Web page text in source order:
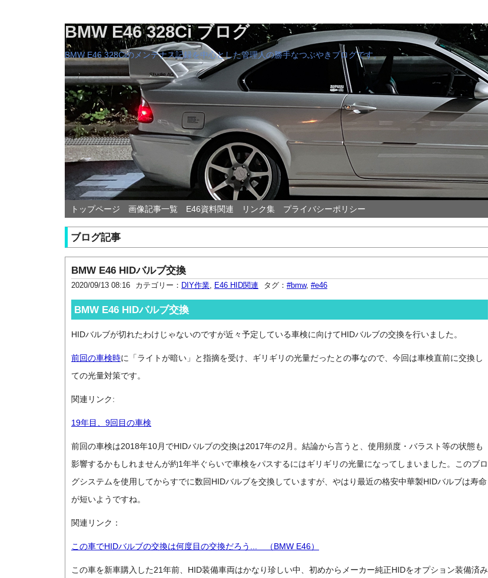
BMW E46 328Ci ブログ
BMW E46 328Ciのメンテナス記録を中心とした管理人の勝手なつぶやきブログです。
トップページ 画像記事一覧 E46資料関連 リンク集 プライバシーポリシー
ブログ記事
BMW E46 HIDバルブ交換
2020/09/13 08:16 カテゴリー： DIY作業, E46 HID関連 タグ： #bmw, #e46
BMW E46 HIDバルブ交換
HIDバルブが切れたわけじゃないのですが近々予定している車検に向けてHIDバルブの交換を行いました。
前回の車検時に「ライトが暗い」と指摘を受け、ギリギリの光量だったとの事なので、今回は車検直前に交換し
ての光量対策です。
関連リンク:
19年目、9回目の車検
前回の車検は2018年10月でHIDバルブの交換は2017年の2月。結論から言うと、使用頻度・バラスト等の状態も
影響するかもしれませんが約1年半ぐらいで車検をパスするにはギリギリの光量になってしまいました。このブロ
グシステムを使用してからすでに数回HIDバルブを交換していますが、やはり最近の格安中華製HIDバルブは寿命
が短いようですね。
関連リンク：
この車でHIDバルブの交換は何度目の交換だろう... （BMW E46）
この車を新車購入した21年前、HID装備車両はかなり珍しい中、初めからメーカー純正HIDをオプション装備済み